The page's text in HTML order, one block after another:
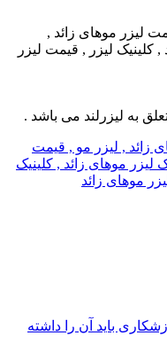
لیزر موهای زائد ,
, کلینیک لیزر , قیمت لیزر
به لیزرلند می باشد .
زائد , لیزر مو , قیمت
لیزر موهای زائد , کلینیک
موهای زائد
باید آن را داشته